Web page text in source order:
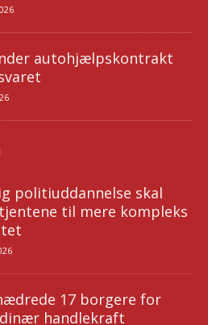
autohjælpskontrakt
politiuddannelse skal
til mere kompleks
17 borgere for
handlekraft